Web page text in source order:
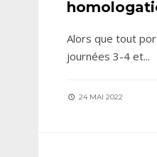
Alors que tout
journées 3-4 et...
24 MAI 2022